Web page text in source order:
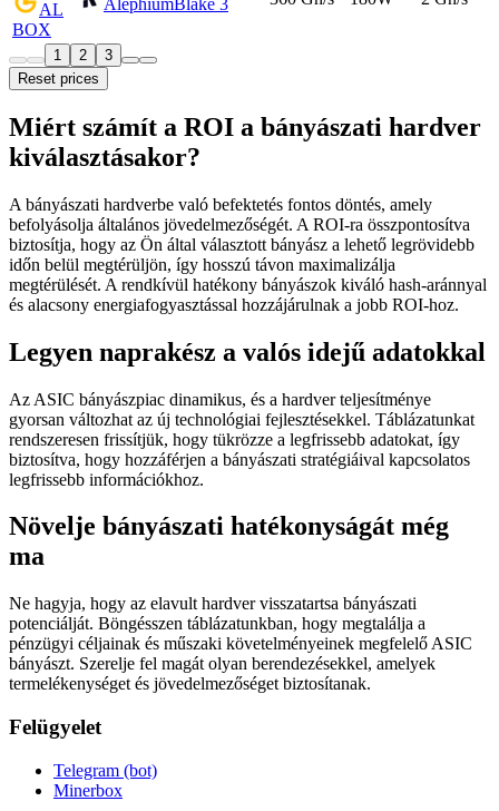
AL
BOX
1 2
3
Reset prices
Miért számít a ROI a bányászati ​​hardver
kiválasztásakor?
A bányászati ​​hardverbe való befektetés fontos döntés, amely
befolyásolja általános jövedelmezőségét. A ROI-ra összpontosítva
biztosítja, hogy az Ön által választott bányász a lehető legrövidebb
időn belül megtérüljön, így hosszú távon maximalizálja
megtérülését. A rendkívül hatékony bányászok kiváló hash-aránnyal
és alacsony energiafogyasztással hozzájárulnak a jobb ROI-hoz.
Legyen naprakész a valós idejű adatokkal
Az ASIC bányászpiac dinamikus, és a hardver teljesítménye
gyorsan változhat az új technológiai fejlesztésekkel. Táblázatunkat
rendszeresen frissítjük, hogy tükrözze a legfrissebb adatokat, így
biztosítva, hogy hozzáférjen a bányászati ​​stratégiáival kapcsolatos
legfrissebb információkhoz.
Növelje bányászati ​​hatékonyságát még
ma
Ne hagyja, hogy az elavult hardver visszatartsa bányászati ​​
potenciálját. Böngésszen táblázatunkban, hogy megtalálja a
pénzügyi céljainak és műszaki követelményeinek megfelelő ASIC
bányászt. Szerelje fel magát olyan berendezésekkel, amelyek
termelékenységet és jövedelmezőséget biztosítanak.
Felügyelet
Telegram (bot)
Minerbox